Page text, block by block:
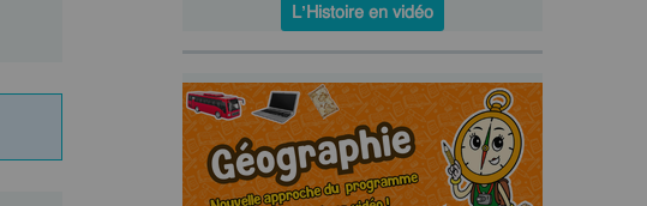
L’Histoire en vidéo